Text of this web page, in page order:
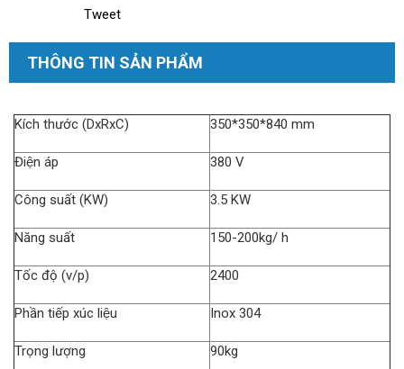
Tweet
THÔNG TIN SẢN PHẨM
Kích thước (DxRxC) 350*350*840 mm
Điện áp 380 V
Công suất (KW) 3.5 KW
Năng suất 150-200kg/ h
Tốc độ (v/p) 2400
Phần tiếp xúc liệu Inox 304
Trọng lượng 90kg